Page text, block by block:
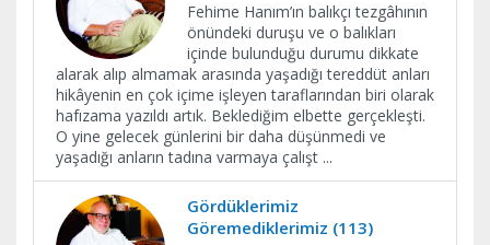
Fehime Hanım’ın balıkçı tezgâhının
önündeki duruşu ve o balıkları
içinde bulunduğu durumu dikkate
alarak alıp almamak arasında yaşadığı tereddüt anları
hikâyenin en çok içime işleyen taraflarından biri olarak
hafızama yazıldı artık. Beklediğim elbette gerçekleşti.
O yine gelecek günlerini bir daha düşünmedi ve
yaşadığı anların tadına varmaya çalışt ...
Gördüklerimiz
Göremediklerimiz (113)